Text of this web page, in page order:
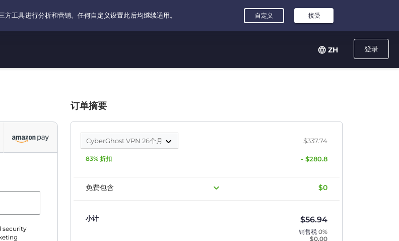
登录
ZH
security
订单摘要
CyberGhost VPN 26个月 $337.74
83% 折扣 - $280.8
免费包含 $0
小计 $56.94
销售税 0%
$0.00